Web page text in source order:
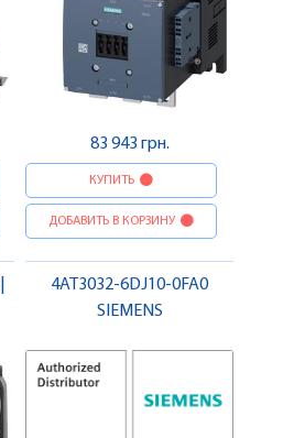
83 943 грн.
КУПИТЬ
ДОБАВИТЬ В КОРЗИНУ
4AT3032-6DJ10-0FA0
SIEMENS